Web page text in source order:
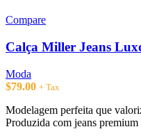
Compare
Calça Miller Jeans
Moda
$79.00 + Tax
Modelagem perfeita que
Produzida com jeans